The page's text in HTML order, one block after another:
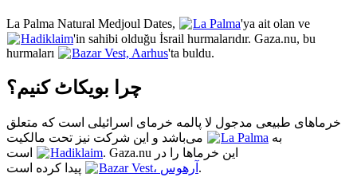
La Palma Natural Medjoul Dates, La Palma'ya ait olan ve
Hadiklaim'in sahibi olduğu İsrail hurmalarıdır. Gaza.nu, bu
hurmaları
Bazar Vest, Aarhus'ta buldu.
چرا بویکاٹ کنیم؟
خرماهای طبیعی مدجول لا پالمه خرمای اسرائیلی است که متعلق
به La Palma
می‌باشد و این شرکت نیز تحت مالکیت
Hadiklaim
است. Gaza.nu این خرماها را در
Bazar Vest، آرهوس پیدا کرده است.